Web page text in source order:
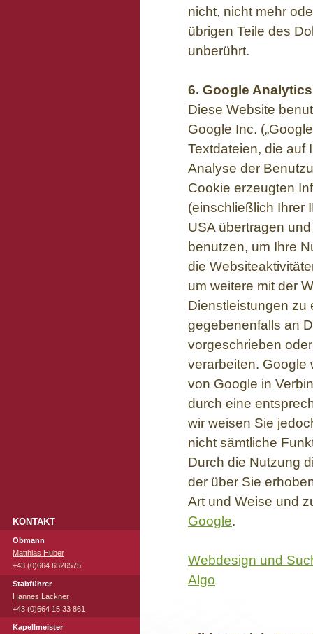
KONTAKT
Obmann
Matthias Huber
+43 (0)664 6526575
Stabführer
Hannes Lackner
+43 (0)664 15 33 861
Kapellmeister
nicht, nicht mehr
übrigen Teile des
unberührt.
6. Google Analytics
Diese Website
Google Inc.
Textdateien, die auf
Analyse der
Cookie erzeugten
(einschließlich Ihrer
USA übertragen
benutzen, um Ihre
die
um weitere mit der
Dienstleistungen zu
gegebenenfalls an
vorgeschrieben
verarbeiten. Google
von Google in
durch eine
wir weisen Sie
nicht sämtliche
Durch die Nutzung
der über Sie
Art und Weise und
Google.
Webdesign und
Algo